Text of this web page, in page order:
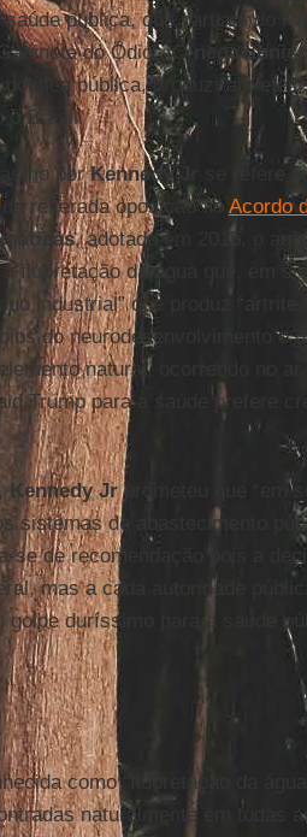
pública, que partiam do
do Ódio”. O
pública, produziram
o Brasil.
porKennedy Jr
se refere
reiterada oposição ao Acordo
, adotado em 2015, o
fluoretação da água que, em
industrial” que produz
do neurodesenvolvimento e
natural, ocorrendo no
Trump para a saúde prefere
Kennedy Jrprometeu que “em
sistemas de abastecimento
se de recomendação pois a
mas a cada autoridade
duríssimo para a saúde
como “fluoretação da
naturalmente em todas